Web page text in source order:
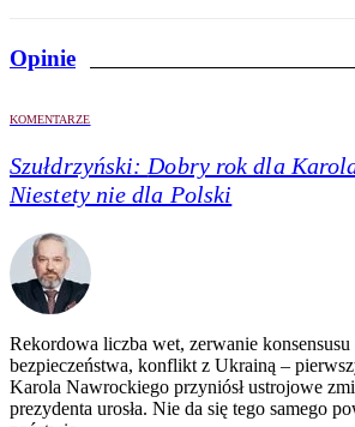
Opinie
KOMENTARZE
Szułdrzyński: Dobry rok dla
Niestety nie dla Polski
Rekordowa liczba wet, zerwanie
bezpieczeństwa, konflikt z Ukrainą –
Karola Nawrockiego przyniósł ustrojowe
prezydenta urosła. Nie da się tego samego